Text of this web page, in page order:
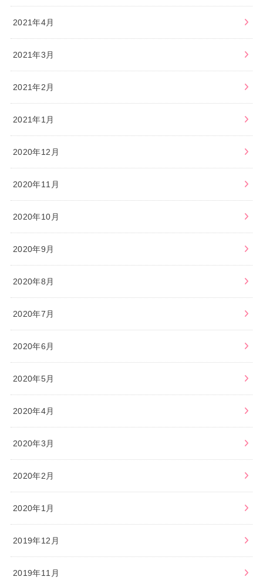
2021年4月
2021年3月
2021年2月
2021年1月
2020年12月
2020年11月
2020年10月
2020年9月
2020年8月
2020年7月
2020年6月
2020年5月
2020年4月
2020年3月
2020年2月
2020年1月
2019年12月
2019年11月